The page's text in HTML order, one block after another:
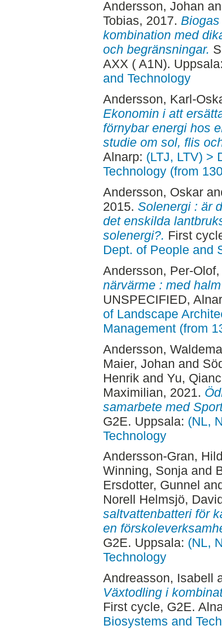
Andersson, Johan
Tobias, 2017.
kombination med
och begränsningar.
AXX ( A1N).
and Technology
Andersson, Karl-
Ekonomin i att
förnybar energi hos
studie om sol, flis
Alnarp: (LTJ, LTV) >
Technology (from
Andersson, Oskar
2015. Solenergi : är
det enskilda
solenergi?. First
Dept. of People and
Andersson, Per-Olof
närvärme : med
UNSPECIFIED,
of Landscape
Management (from
Andersson,
Maier, Johan and
Henrik and Yu,
Maximilian, 2021.
samarbete med
G2E. Uppsala: (NL,
Technology
Andersson-Gran,
Winning, Sonjaand
Ersdotter, Gunnel
Norell Helmsjö,
saltvattenbatteri för
en
G2E. Uppsala: (NL,
Technology
Andreasson, Isabell
Växtodling i
First cycle, G2E.
Biosystems and